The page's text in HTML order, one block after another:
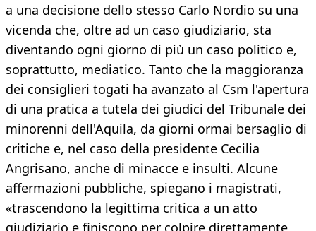
a una decisione dello stesso Carlo Nordio su una
vicenda che, oltre ad un caso giudiziario, sta
diventando ogni giorno di più un caso politico e,
soprattutto, mediatico. Tanto che la maggioranza
dei consiglieri togati ha avanzato al Csm l'apertura
di una pratica a tutela dei giudici del Tribunale dei
minorenni dell'Aquila, da giorni ormai bersaglio di
critiche e, nel caso della presidente Cecilia
Angrisano, anche di minacce e insulti. Alcune
affermazioni pubbliche, spiegano i magistrati,
«trascendono la legittima critica a un atto
giudiziario e finiscono per colpire direttamente